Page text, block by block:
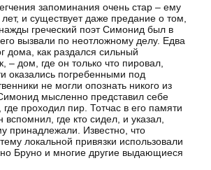
запоминания очень стар – ему
и существует даже предание о том,
греческий поэт Симонид был в
вызвали по неотложному делу. Едва
дома, как раздался сильный
– дом, где он только что пировал,
оказались погребенными под
не могли опознать никого из
мысленно представил себе
проходил пир. Тотчас в его памяти
где кто сидел, и указал,
принадлежали. Известно, что
локальной привязки использовали
Бруно и многие другие выдающиеся